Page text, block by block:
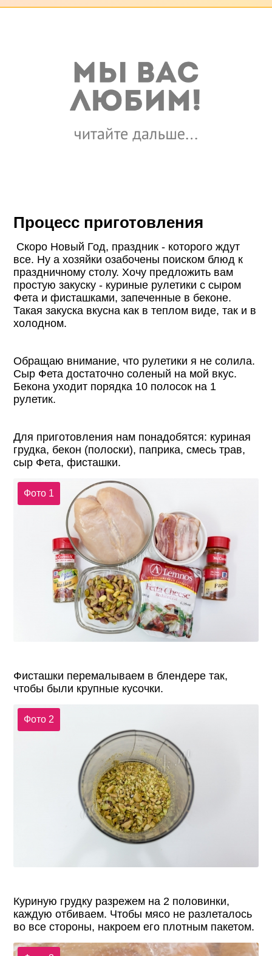
Процесс приготовления
Скоро Новый Год, праздник - которого ждут
все. Ну а хозяйки озабочены поиском блюд к
праздничному столу. Хочу предложить вам
простую закуску - куриные рулетики с сыром
Фета и фисташками, запеченные в беконе.
Такая закуска вкусна как в теплом виде, так и в
холодном.
Обращаю внимание, что рулетики я не солила.
Сыр Фета достаточно соленый на мой вкус.
Бекона уходит порядка 10 полосок на 1
рулетик.
Для приготовления нам понадобятся: куриная
грудка, бекон (полоски), паприка, смесь трав,
сыр Фета, фисташки.
Фото 1
Фисташки перемалываем в блендере так,
чтобы были крупные кусочки.
Фото 2
Куриную грудку разрежем на 2 половинки,
каждую отбиваем. Чтобы мясо не разлеталось
во все стороны, накроем его плотным пакетом.